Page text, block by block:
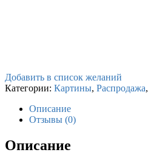
Добавить в список желаний
Категории: Картины, Распродажа,
Описание
Отзывы (0)
Описание